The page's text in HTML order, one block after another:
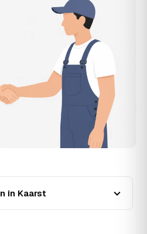
Vergleichen. Bezahlt wird nur
auswählen.
einer normalen
Wohnung mit rund 65 m² liegen
etwa 1.840 €, das entspricht im
Zugänglichkeit
Sperrmüllanteil verschieben
unten — den genauen
Entrümpler nach kurzer
in Kaarst in Zukunft
in Kaarst fallend
daraus nicht ableiten, aber die
anfragt, sichert sich das
in Kaarst